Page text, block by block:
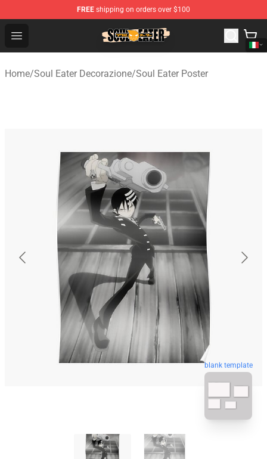
FREE shipping on orders over $100
Open menu
Soul Eater Store - Official Soul Eater Merchandise Shop
Home/Soul Eater Decorazione/Soul Eater Poster
blank template